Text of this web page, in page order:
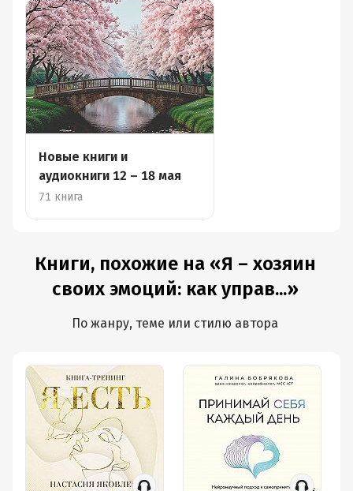
Новые книги и
аудиокниги 12 – 18 мая
71 книга
Книги, похожие на «Я – хозяин
своих эмоций: как управ...»
По жанру, теме или стилю автора